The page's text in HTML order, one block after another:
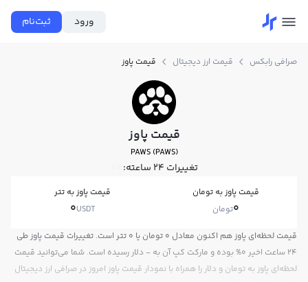
ورود ثبت‌نام
صرافی رابکس قیمت ارز دیجیتال قیمت پاوز
قیمت پاوز
PAWS (PAWS)
تغییرات ۲۴ ساعته: 0%
قیمت پاوز به تومان
0تومان
قیمت پاوز به تتر
0USDT
قیمت لحظه‌ای پاوز هم اکنون معادل 0 تومان یا 0 تتر است. تغییرات قیمت پاوز طی
24 ساعت اخیر 0% بوده و مارکت کپ آن به - دلار رسیده است. شما می‌توانید قیمت
لحظه‌ای پاوز به تومان و دلار را همراه با نمودار قیمت پاوز امروز در صرافی ارز دیجیتال